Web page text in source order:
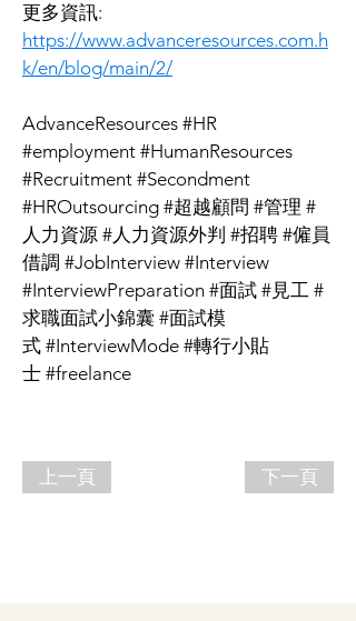
更多資訊:
https://www.advanceresources.com.h
k/en/blog/main/2/
AdvanceResources #HR
#employment #HumanResources
#Recruitment #Secondment
#HROutsourcing #超越顧問 #管理 #
人力資源 #人力資源外判 #招聘 #僱員
借調 #JobInterview #Interview
#InterviewPreparation #面試 #見工 #
求職面試小錦囊 #面試模
式 #InterviewMode #轉行小貼
士 #freelance
上一頁 下一頁